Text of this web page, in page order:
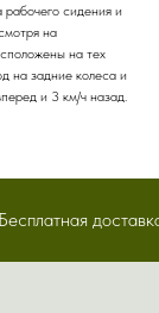
сидения и
на
на тех
на задние колеса и
и 3 км/ч назад.
Бесплатная